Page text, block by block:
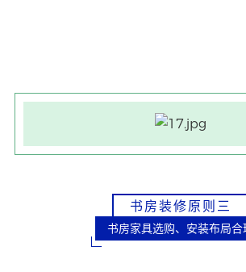
书房装修原则三
书房家具选购、安装布局合